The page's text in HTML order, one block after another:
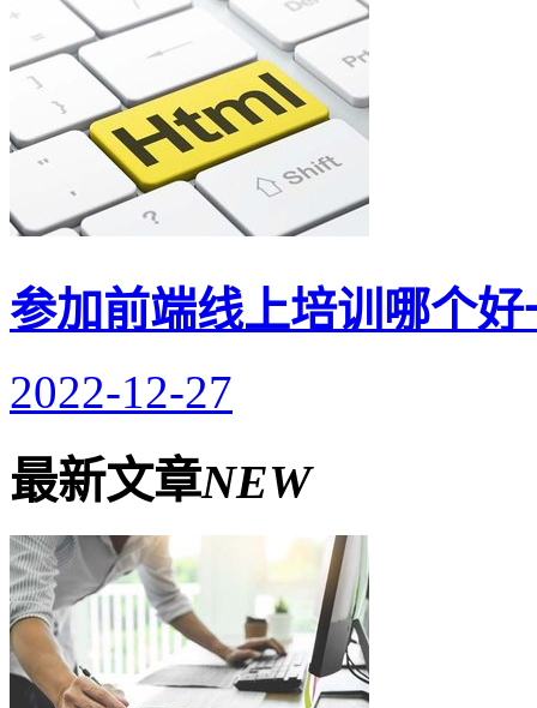
参加前端线上培训哪个好
2022-12-27
最新文章NEW